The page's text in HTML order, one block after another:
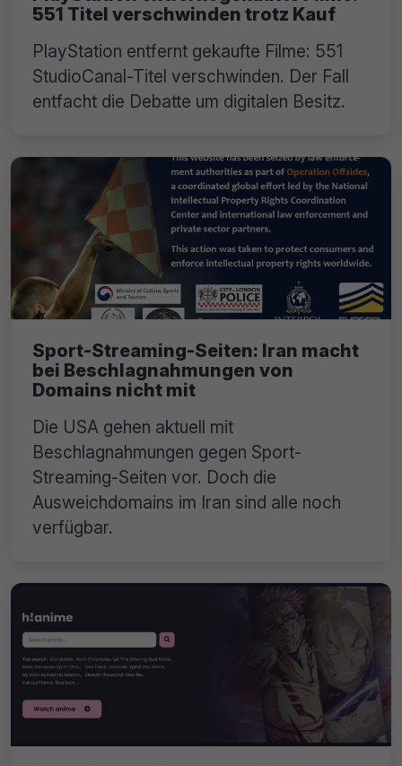
551 Titel verschwinden trotz Kauf
PlayStation entfernt gekaufte Filme: 551
StudioCanal-Titel verschwinden. Der Fall
entfacht die Debatte um digitalen Besitz.
Sport-Streaming-Seiten: Iran macht
bei Beschlagnahmungen von
Domains nicht mit
Die USA gehen aktuell mit
Beschlagnahmungen gegen Sport-
Streaming-Seiten vor. Doch die
Ausweichdomains im Iran sind alle noch
verfügbar.